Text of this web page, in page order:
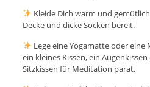
Kleide Dich warm und
Decke und dicke Socken bereit.
Lege eine Yogamatte oder
ein kleines Kissen, ein
Sitzkissen für Meditation parat.